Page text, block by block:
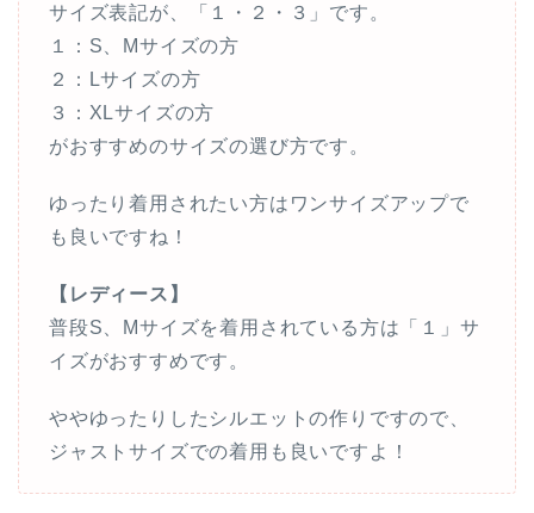
サイズ表記が、「１・２・３」です。
１：S、Mサイズの方
２：Lサイズの方
３：XLサイズの方
がおすすめのサイズの選び方です。
ゆったり着用されたい方はワンサイズアップで
も良いですね！
【レディース】
普段S、Mサイズを着用されている方は「１」サ
イズがおすすめです。
ややゆったりしたシルエットの作りですので、
ジャストサイズでの着用も良いですよ！